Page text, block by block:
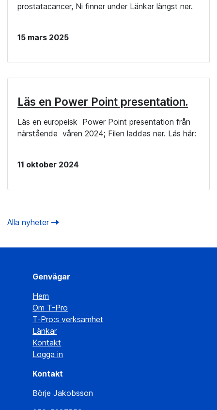
prostatacancer, Ni finner under Länkar längst ner.
15 mars 2025
Läs en Power Point presentation.
Läs en europeisk Power Point presentation från
närstående våren 2024; Filen laddas ner. Läs här:
11 oktober 2024
Alla nyheter
Genvägar
Hem
Om T-Pro
T-Pro:s verksamhet
Länkar
Kontakt
Logga in
Kontakt
Börje Jakobsson